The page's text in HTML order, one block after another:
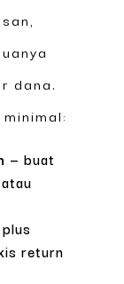
dana.
— buat
return